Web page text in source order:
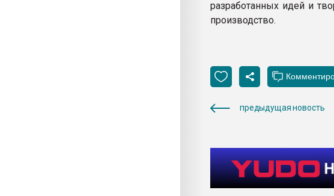
разработанных идей и
производство.
предыдущая новость